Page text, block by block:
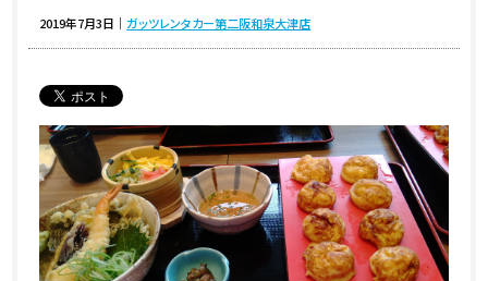
2019年7月3日 ｜ガッツレンタカー第二阪和泉大津店